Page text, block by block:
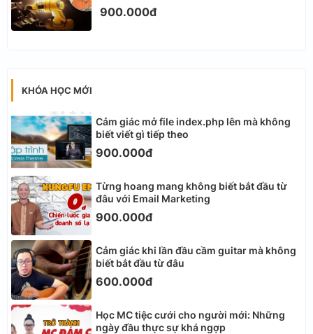
900.000đ
KHÓA HỌC MỚI
Cảm giác mở file index.php lên mà không
biết viết gì tiếp theo
900.000đ
Từng hoang mang không biết bắt đầu từ
đâu với Email Marketing
900.000đ
Cảm giác khi lần đầu cầm guitar mà không
biết bắt đầu từ đâu
600.000đ
Học MC tiệc cưới cho người mới: Những
ngày đầu thực sự khá ngợp